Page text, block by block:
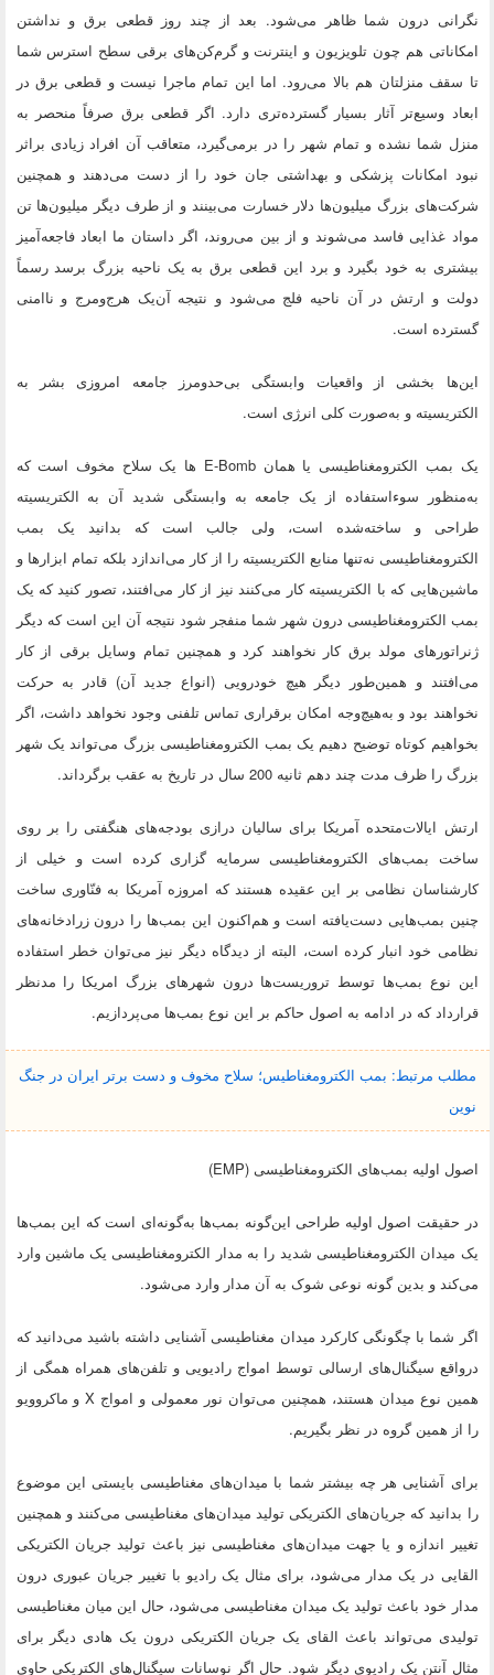
نگرانی درون شما ظاهر می‌شود. بعد از چند روز قطعی برق و نداشتن
امکاناتی هم چون تلویزیون و اینترنت و گرم‌کن‌های برقی سطح استرس شما
تا سقف منزلتان هم بالا می‌رود. اما این تمام ماجرا نیست و قطعی برق در
ابعاد وسیع‌تر آثار بسیار گسترده‌تری دارد. اگر قطعی برق صرفاً منحصر به
منزل شما نشده و تمام شهر را در برمی‌گیرد، متعاقب آن افراد زیادی براثر
نبود امکانات پزشکی و بهداشتی جان خود را از دست می‌دهند و همچنین
شرکت‌های بزرگ میلیون‌ها دلار خسارت می‌بینند و از طرف دیگر میلیون‌ها تن
مواد غذایی فاسد می‌شوند و از بین می‌روند، اگر داستان ما ابعاد فاجعه‌آمیز
بیشتری به خود بگیرد و برد این قطعی برق به یک ناحیه بزرگ برسد رسماً
دولت و ارتش در آن ناحیه فلج می‌شود و نتیجه آن‌یک هرج‌ومرج و ناامنی
گسترده است.
این‌ها بخشی از واقعیات وابستگی بی‌حدومرز جامعه امروزی بشر به
الکتریسیته و به‌صورت کلی انرژی است.
یک بمب الکترومغناطیسی یا همان E-Bomb ها یک سلاح مخوف است که
به‌منظور سوءاستفاده از یک جامعه به وابستگی شدید آن به الکتریسیته
طراحی و ساخته‌شده است، ولی جالب است که بدانید یک بمب
الکترومغناطیسی نه‌تنها منابع الکتریسیته را از کار می‌اندازد بلکه تمام ابزارها و
ماشین‌هایی که با الکتریسیته کار می‌کنند نیز از کار می‌افتند، تصور کنید که یک
بمب الکترومغناطیسی درون شهر شما منفجر شود نتیجه آن این است که دیگر
ژنراتورهای مولد برق کار نخواهند کرد و همچنین تمام وسایل برقی از کار
می‌افتند و همین‌طور دیگر هیچ خودرویی (انواع جدید آن) قادر به حرکت
نخواهند بود و به‌هیچ‌وجه امکان برقراری تماس تلفنی وجود نخواهد داشت، اگر
بخواهیم کوتاه توضیح دهیم یک بمب الکترومغناطیسی بزرگ می‌تواند یک شهر
بزرگ را ظرف مدت چند دهم ثانیه 200 سال در تاریخ به عقب برگرداند.
ارتش ایالات‌متحده آمریکا برای سالیان درازی بودجه‌های هنگفتی را بر روی
ساخت بمب‌های الکترومغناطیسی سرمایه گزاری کرده است و خیلی از
کارشناسان نظامی بر این عقیده هستند که امروزه آمریکا به فنّاوری ساخت
چنین بمب‌هایی دست‌یافته است و هم‌اکنون این بمب‌ها را درون زرادخانه‌های
نظامی خود انبار کرده است، البته از دیدگاه دیگر نیز می‌توان خطر استفاده
این نوع بمب‌ها توسط تروریست‌ها درون شهرهای بزرگ امریکا را مدنظر
قرارداد که در ادامه به اصول حاکم بر این نوع بمب‌ها می‌پردازیم.
مطلب مرتبط: بمب الکترومغناطیس؛ سلاح مخوف و دست برتر ایران در جنگ
نوین
اصول اولیه بمب‌های الکترومغناطیسی (EMP)
در حقیقت اصول اولیه طراحی این‌گونه بمب‌ها به‌گونه‌ای است که این بمب‌ها
یک میدان الکترومغناطیسی شدید را به مدار الکترومغناطیسی یک ماشین وارد
می‌کند و بدین گونه نوعی شوک به آن مدار وارد می‌شود.
اگر شما با چگونگی کارکرد میدان مغناطیسی آشنایی داشته باشید می‌دانید که
درواقع سیگنال‌های ارسالی توسط امواج رادیویی و تلفن‌های همراه همگی از
همین نوع میدان هستند، همچنین می‌توان نور معمولی و امواج X و ماکروویو
را از همین گروه در نظر بگیریم.
برای آشنایی هر چه بیشتر شما با میدان‌های مغناطیسی بایستی این موضوع
را بدانید که جریان‌های الکتریکی تولید میدان‌های مغناطیسی می‌کنند و همچنین
تغییر اندازه و یا جهت میدان‌های مغناطیسی نیز باعث تولید جریان الکتریکی
القایی در یک مدار می‌شود، برای مثال یک رادیو با تغییر جریان عبوری درون
مدار خود باعث تولید یک میدان مغناطیسی می‌شود، حال این میان مغناطیسی
تولیدی می‌تواند باعث القای یک جریان الکتریکی درون یک هادی دیگر برای
مثال آنتن یک رادیوی دیگر شود. حال اگر نوسانات سیگنال‌های الکتریکی حاوی